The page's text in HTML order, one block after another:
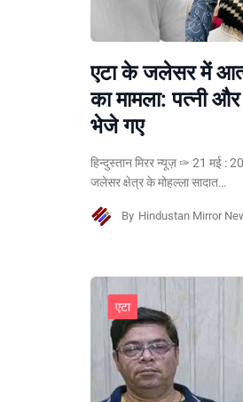
एटा के जलेसर में
का मामला: पत्नी
भेजे गए
हिन्दुस्तान मिरर न्यूज़ ✑ 21 मई :
जलेसर क्षेत्र के मोहल्ला सादात…
By Hindustan Mirror
एटा